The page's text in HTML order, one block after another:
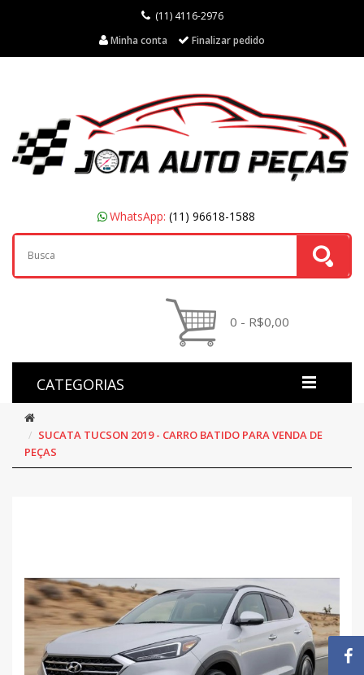
(11) 4116-2976
Minha conta
Finalizar pedido
WhatsApp: (11) 96618-1588
0 - R$0,00
CATEGORIAS
SUCATA TUCSON 2019 - CARRO BATIDO PARA VENDA DE
PEÇAS